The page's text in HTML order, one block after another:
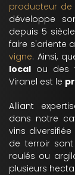
producteur de
développe
depuis 5
faire s'oriente
vigne. Ainsi,
local ou des
Viranel est le
Alliant
dans notre
vins
de terroir
roulés ou
plusieurs